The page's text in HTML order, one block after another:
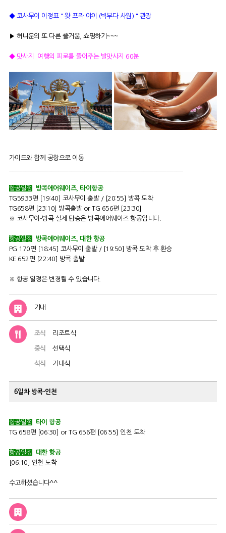
◆ 코사무이 이정표 " 왓 프라 야이 (빅부다 사원) " 관광
▶ 허니문의 또 다른 즐거움, 쇼핑하기~~~
◆ 맛사지 여행의 피로를 풀어주는 발맛사지 60분
가이드와 함께 공항으로 이동
항공일정
방콕에어웨이즈, 타이항공
TG5933편 [19:40] 코사무이 출발 / [20:55] 방콕 도착
TG658편 [23:10] 방콕출발 or TG 656편 [23:30]
※ 코사무이-방콕 실제 탑승은 방콕에어웨이즈 항공입니다.
항공일정
방콕에어웨이즈, 대한 항공
PG 170편 [18:45] 코사무이 출발 / [19:50] 방콕 도착 후 환승
KE 652편 [22:40] 방콕 출발
※ 항공 일정은 변경될 수 있습니다.
기내
조식 리조트식
중식 선택식
석식 기내식
6일차 방콕-인천
항공일정
타이 항공
TG 658편 [06:30] or TG 656편 [06:55] 인천 도착
항공일정
대한 항공
[06:10] 인천 도착
수고하셨습니다^^